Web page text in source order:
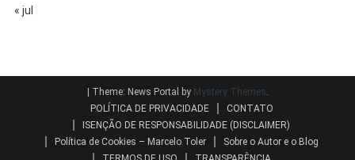
« jul
Theme: News Portal by Mystery Themes.
POLÍTICA DE PRIVACIDADE
CONTATO
ISENÇÃO DE RESPONSABILIDADE (DISCLAIMER)
Política de Cookies – Marcelo Toler
Sobre o Autor e o Blog